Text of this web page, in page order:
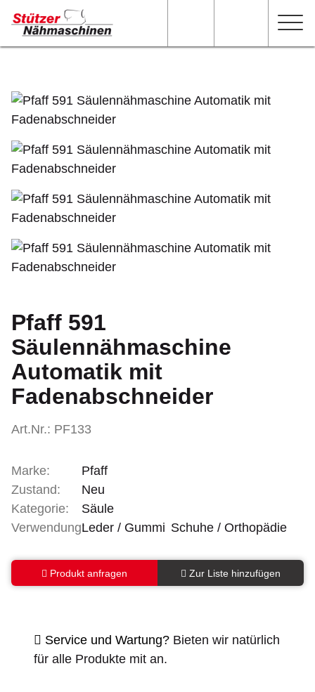
Pfaff 591
Säulennähmaschine
Automatik mit
Fadenabschneider
Art.Nr.: PF133
Marke:
Pfaff
Zustand:
Neu
Kategorie:
Säule
Verwendung:Leder / Gummi Schuhe / Orthopädie
Produkt anfragen Zur Liste hinzufügen
Service und Wartung? Bieten wir natürlich
für alle Produkte mit an.